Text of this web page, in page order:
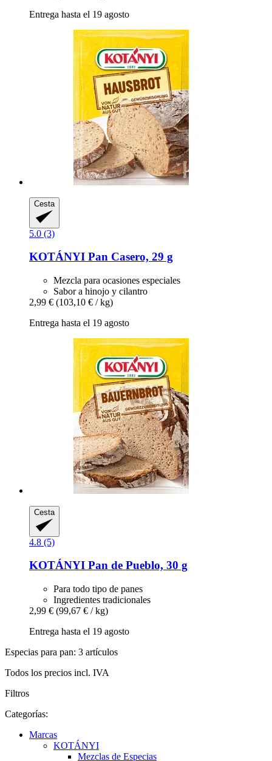
Entrega hasta el 19 agosto
Cesta
5.0 (3)
KOTÁNYI Pan Casero, 29 g
Mezcla para ocasiones especiales
Sabor a hinojo y cilantro
2,99 € (103,10 € / kg)
Entrega hasta el 19 agosto
Cesta
4.8 (5)
KOTÁNYI Pan de Pueblo, 30 g
Para todo tipo de panes
Ingredientes tradicionales
2,99 € (99,67 € / kg)
Entrega hasta el 19 agosto
Especias para pan: 3 artículos
Todos los precios incl. IVA
Filtros
Categorías:
Marcas
KOTÁNYI
Mezclas de Especias